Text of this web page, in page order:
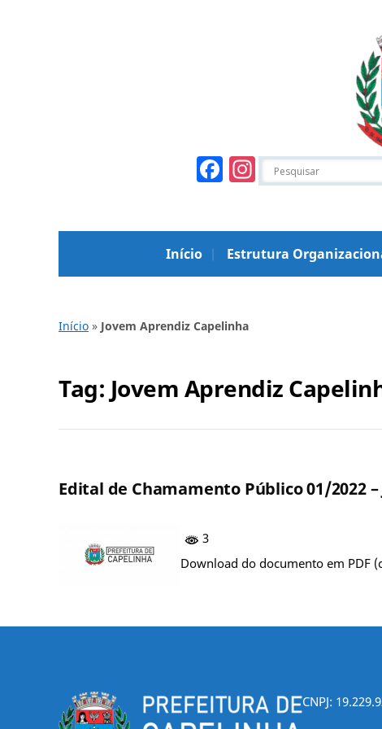
Facebook
Instagram
Início Estrutura
Início » Jovem Aprendiz Capelinha
Tag: Jovem Aprendiz
Edital de Chamamento Público 01/2022
3
Download do documento em PDF
CNPJ: